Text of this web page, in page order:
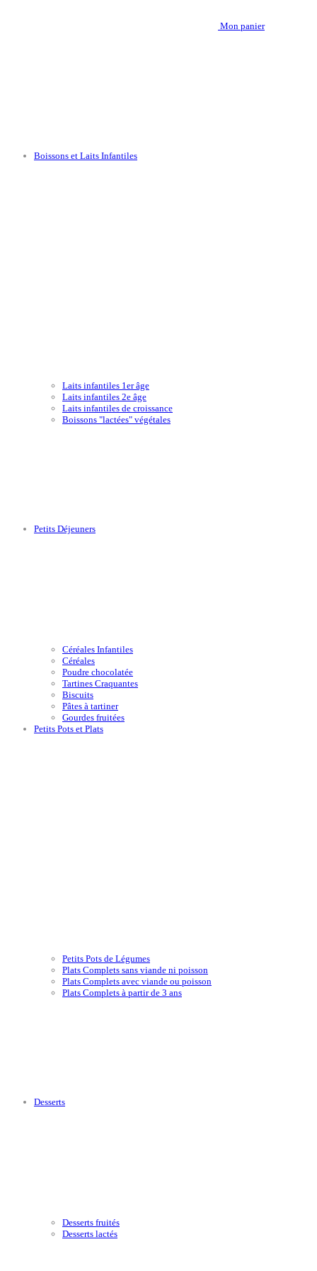
Mon panier
Boissons et Laits Infantiles
Laits infantiles 1er âge
Laits infantiles 2e âge
Laits infantiles de croissance
Boissons "lactées" végétales
Petits Déjeuners
Céréales Infantiles
Céréales
Poudre chocolatée
Tartines Craquantes
Biscuits
Pâtes à tartiner
Gourdes fruitées
Petits Pots et Plats
Petits Pots de Légumes
Plats Complets sans viande ni poisson
Plats Complets avec viande ou poisson
Plats Complets à partir de 3 ans
Desserts
Desserts fruités
Desserts lactés